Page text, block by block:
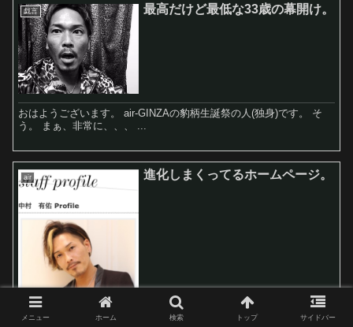
戯言 最高だけど最低な33歳の幕開け。
おはようございます。 air-GINZAの豹柄生誕祭の人(独身)です。 そ
う。 まぁ、非常に、、、 ...
air 進化しまくってるホームページ。
メニュー ホーム 検索 トップ サイドバー